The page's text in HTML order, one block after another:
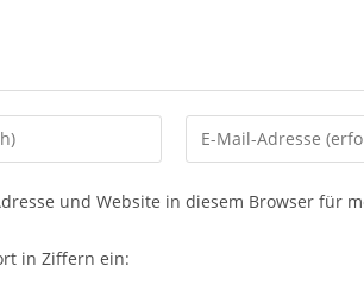
und Website in diesem Browser für
in Ziffern ein: